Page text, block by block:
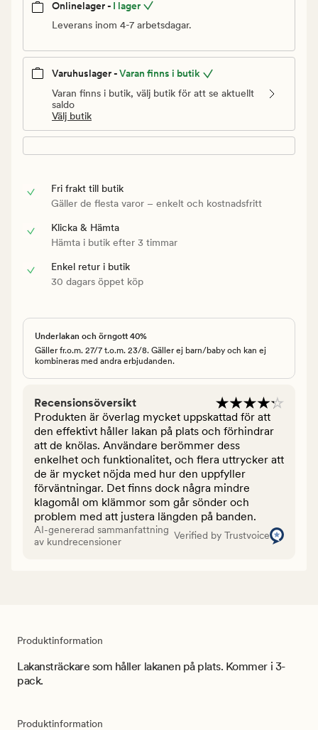
Onlinelager - I lager
Leverans inom 4-7 arbetsdagar.
Varuhuslager -Varan finns i butik
Varan finns i butik, välj butik för att se aktuellt
saldo
Välj butik
Fri frakt till butik
Gäller de flesta varor – enkelt och kostnadsfritt
Klicka & Hämta
Hämta i butik efter 3 timmar
Enkel retur i butik
30 dagars öppet köp
Underlakan och örngott 40%
Gäller fr.o.m. 27/7 t.o.m. 23/8. Gäller ej barn/baby och kan ej
kombineras med andra erbjudanden.
Recensionsöversikt
Produkten är överlag mycket uppskattad för att
den effektivt håller lakan på plats och förhindrar
att de knölas. Användare berömmer dess
enkelhet och funktionalitet, och flera uttrycker att
de är mycket nöjda med hur den uppfyller
förväntningar. Det finns dock några mindre
klagomål om klämmor som går sönder och
problem med att justera längden på banden.
AI-genererad sammanfattning
av kundrecensioner
Verified by Trustvoice
Produktinformation
Lakansträckare som håller lakanen på plats. Kommer i 3-
pack.
Produktinformation